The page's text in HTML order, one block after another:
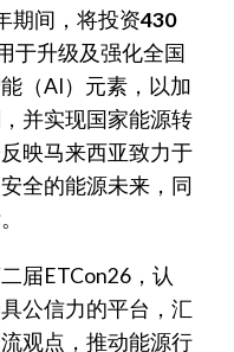
期间，将投资430
于升级及强化全国
（AI）元素，以加
并实现国家能源转
映马来西亚致力于
全的能源未来，同
届ETCon26，认
公信力的平台，汇
观点，推动能源行